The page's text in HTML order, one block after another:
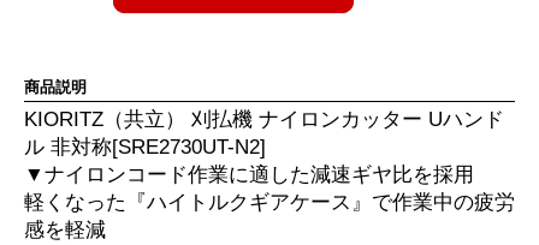
商品説明
KIORITZ（共立） 刈払機 ナイロンカッター Uハンド
ル 非対称[SRE2730UT-N2]
▼ナイロンコード作業に適した減速ギヤ比を採用
軽くなった『ハイトルクギアケース』で作業中の疲労
感を軽減